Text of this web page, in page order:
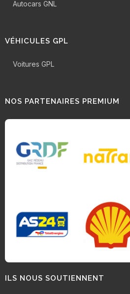
Autocars GNL
VÉHICULES GPL
Voitures GPL
NOS PARTENAIRES PREMIUM
ILS NOUS SOUTIENNENT